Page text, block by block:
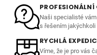
Naši specialisté
s řešením jakýchkoli
RYCHLÁ
Víme, že je pro vás